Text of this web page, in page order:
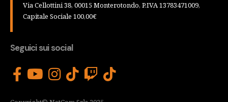
Via Cellottini 38, 00015 Monterotondo, P.IVA 13783471009,
Capitale Sociale 100,00€
Seguici sui social